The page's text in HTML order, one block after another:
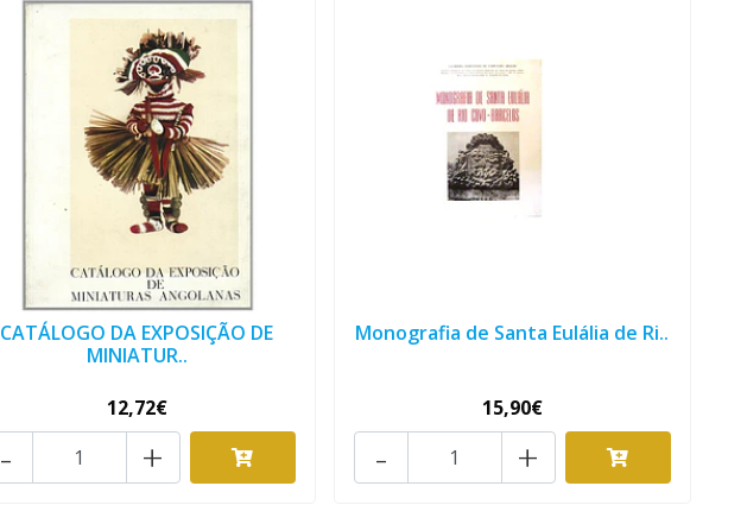
CATÁLOGO DA EXPOSIÇÃO DE
MINIATUR..
12,72€
+
-
Monografia de Santa Eulália de Ri..
15,90€
+
-